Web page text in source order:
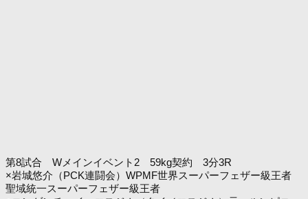
第8試合 Wメインイベント2 59kg契約 3分3R
×岩城悠介（PCK連闘会）WPMF世界スーパーフェザー級王者
聖域統一スーパーフェザー級王者